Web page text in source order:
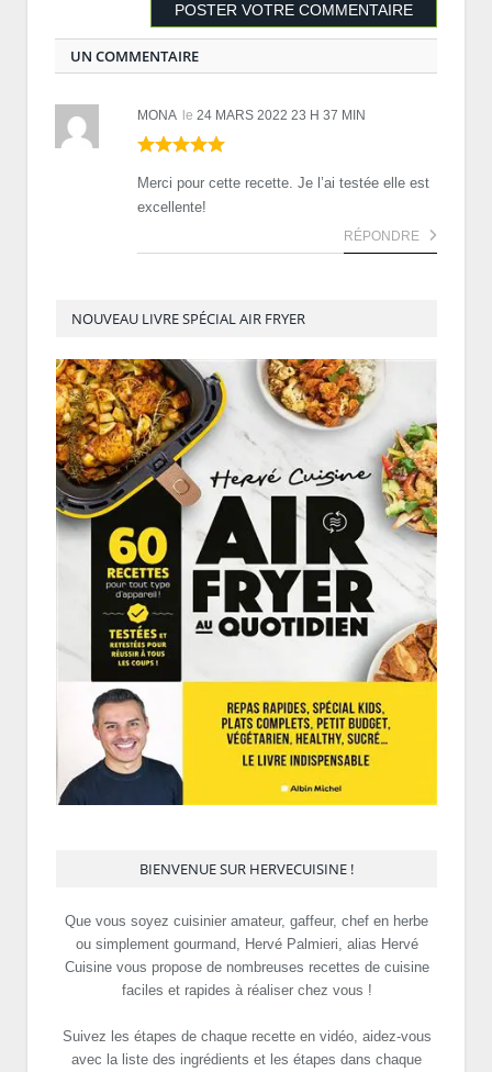
UN COMMENTAIRE
MONA le 24 MARS 2022 23 H 37 MIN
Merci pour cette recette. Je l’ai testée elle est
excellente!
RÉPONDRE
NOUVEAU LIVRE SPÉCIAL AIR FRYER
BIENVENUE SUR HERVECUISINE !
Que vous soyez cuisinier amateur, gaffeur, chef en herbe
ou simplement gourmand, Hervé Palmieri, alias Hervé
Cuisine vous propose de nombreuses recettes de cuisine
faciles et rapides à réaliser chez vous !
Suivez les étapes de chaque recette en vidéo, aidez-vous
avec la liste des ingrédients et les étapes dans chaque